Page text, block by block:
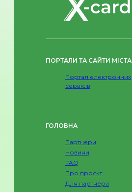
ПОРТАЛИ ТА САЙТИ МІСТА
Портал електронних
сервісів
ГОЛОВНА
Партнери
Новини
FAQ
Про проєкт
Для партнера